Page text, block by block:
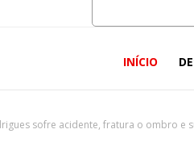
INÍCIO
sofre acidente, fratura o ombro e